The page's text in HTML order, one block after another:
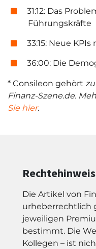
31:12: Das
Führungskräfte
33:15: Neue
36:00: Die
* Consileon gehört
Finanz-Szene.de.
Sie hier.
Rechtehinweis
Die Artikel von
urheberrechtlich
jeweiligen
bestimmt. Die
Kollegen – ist